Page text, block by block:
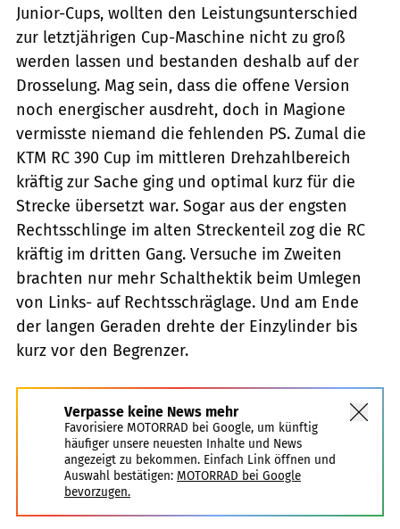
Junior-Cups, wollten den Leistungsunterschied
zur letztjährigen Cup-Maschine nicht zu groß
werden lassen und bestanden deshalb auf der
Drosselung. Mag sein, dass die offene Ver­sion
noch energischer ausdreht, doch in Magione
vermisste ­niemand die fehlenden PS. Zumal die
KTM RC 390 Cup im mittleren Drehzahlbereich
kräftig zur Sache ging und optimal kurz für die
Strecke übersetzt war. Sogar aus der engsten
Rechtsschlinge im alten Streckenteil zog die RC
kräftig im dritten Gang. Versuche im Zweiten
brachten nur mehr Schalthektik beim Umlegen
von Links- auf Rechtsschräglage. Und am Ende
der langen Geraden drehte der Einzylinder bis
kurz vor den Begrenzer.
Verpasse keine News mehr
Favorisiere MOTORRAD bei Google, um künftig
häufiger unsere neuesten Inhalte und News
angezeigt zu bekommen. Einfach Link öffnen und
Auswahl bestätigen: MOTORRAD bei Google
bevorzugen.